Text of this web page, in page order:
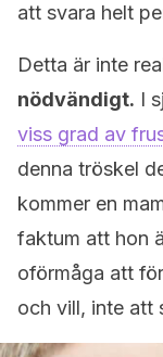
att svara helt
Detta är inte
nödvändigt. I
viss grad av
denna tröskel
kommer en
faktum att hon
oförmåga att
och vill, inte att